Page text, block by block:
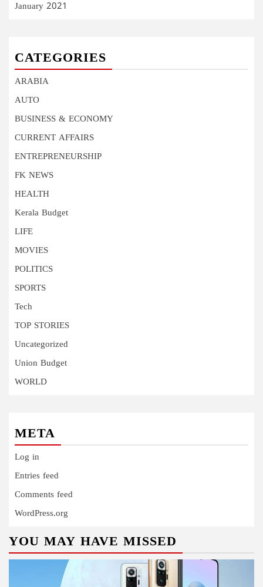
January 2021
CATEGORIES
ARABIA
AUTO
BUSINESS & ECONOMY
CURRENT AFFAIRS
ENTREPRENEURSHIP
FK NEWS
HEALTH
Kerala Budget
LIFE
MOVIES
POLITICS
SPORTS
Tech
TOP STORIES
Uncategorized
Union Budget
WORLD
META
Log in
Entries feed
Comments feed
WordPress.org
YOU MAY HAVE MISSED